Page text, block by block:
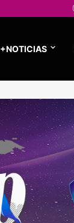
+NOTICIAS